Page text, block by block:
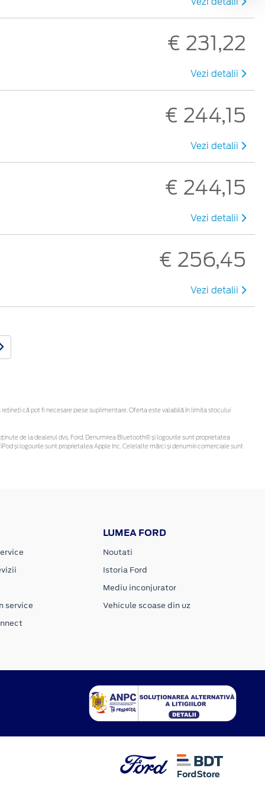
€ 231,22
Vezi detalii
€ 244,15
Vezi detalii
€ 244,15
Vezi detalii
€ 256,45
Vezi detalii
că pot fi necesare piese suplimentare. Oferta este valabilă în limita stocului
de la dealerul dvs. Ford. Denumirea Bluetooth® și logourile sunt proprietatea
și logourile sunt proprietatea Apple Inc. Celelalte mărci și denumiri comerciale sunt
service
LUMEA FORD
Noutati
Istoria Ford
Mediu inconjurator
Vehicule scoase din uz